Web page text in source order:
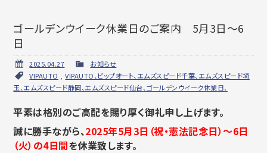
ゴールデンウイーク休業日のご案内 5月3日～6
日
2025.04.27
お知らせ
VIPAUTO
,VIPAUTO、ビップオート、エムズスピード千葉、エムズスピード埼
玉、エムズスピード静岡、エムズスピード仙台、ゴールデンウイーク休業日、
平素は格別のご高配を賜り厚く御礼申し上げます。
誠に勝手ながら、2025年5月3日（祝・憲法記念日）～6日
（火）の4日間を休業致します。